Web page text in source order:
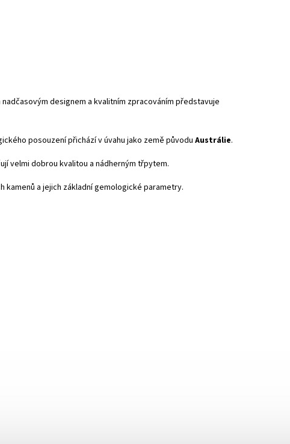
nadčasovým designem a kvalitním zpracováním představuje
posouzení přichází v úvahu jako země původu Austrálie.
velmi dobrou kvalitou a nádherným třpytem.
a jejich základní gemologické parametry.